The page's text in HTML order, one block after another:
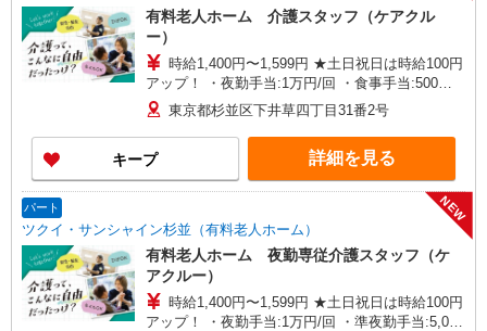
有料老人ホーム 介護スタッフ（ケアクル
ー）
時給1,400円〜1,599円 ★土日祝日は時給100円
アップ！ ・夜勤手当:1万円/回 ・食事手当:500円/
日（1日6時間以上勤務の方対象） ・居住支援特別
手当:120円/時給含む ※給与幅は資格・経験等によ
る
東京都杉並区下井草四丁目31番2号
キープ 詳細を見る
パート
ツクイ・サンシャイン杉並（有料老人ホーム）
NEW
有料老人ホーム 夜勤専従介護スタッフ（ケ
アクルー）
時給1,400円〜1,599円 ★土日祝日は時給100円
アップ！ ・夜勤手当:1万円/回 ・準夜勤手当:5,000